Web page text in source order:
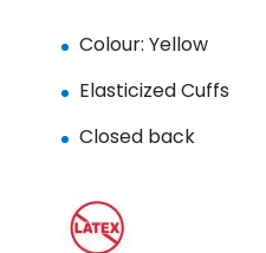
Colour: Yellow
Elasticized Cuffs
Closed back